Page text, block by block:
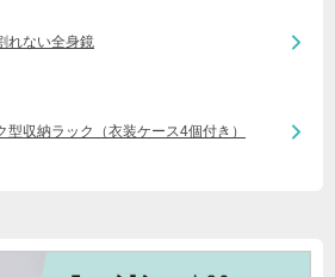
れない全身鏡
型収納ラック（衣装ケース4個付き）